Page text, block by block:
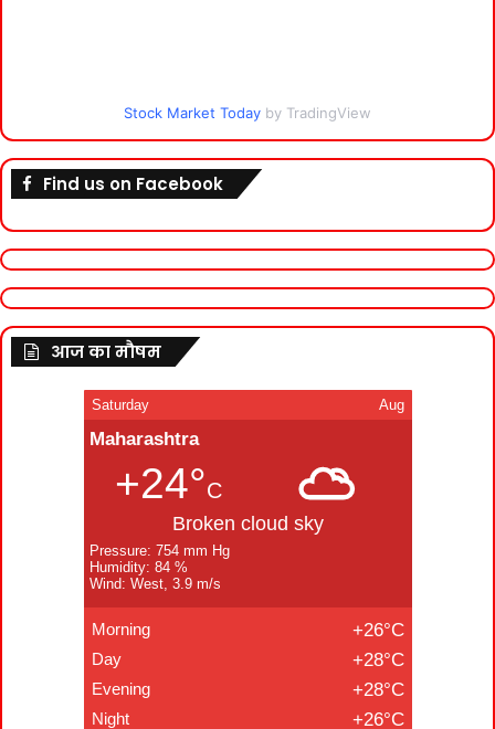
Stock Market Today by TradingView
Find us on Facebook
आज का मौषम
Saturday Aug
Maharashtra
+24°C
Broken cloud sky
Pressure: 754 mm Hg
Humidity: 84 %
Wind: West, 3.9 m/s
Morning +26°C
Day +28°C
Evening +28°C
Night +26°C